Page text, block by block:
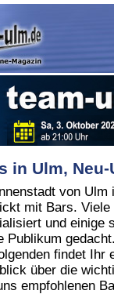
in Ulm,
von Ulm
mit Bars. Viele
und einige
Publikum
findet Ihr
über die
empfohlenen